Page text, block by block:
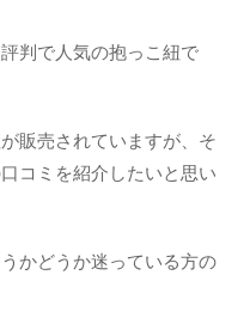
判で人気の抱っこ紐で
販売されていますが、そ
コミを紹介したいと思い
かどうか迷っている方の